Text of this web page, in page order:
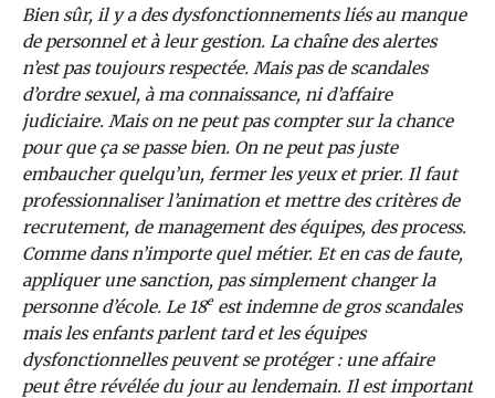
Bien sûr, il y a des dysfonctionnements liés au manque
de personnel et à leur gestion. La chaîne des alertes
n’est pas toujours respectée. Mais pas de scandales
d’ordre sexuel, à ma connaissance, ni d’affaire
judiciaire. Mais on ne peut pas compter sur la chance
pour que ça se passe bien. On ne peut pas juste
embaucher quelqu’un, fermer les yeux et prier. Il faut
professionnaliser l’animation et mettre des critères de
recrutement, de management des équipes, des process.
Comme dans n’importe quel métier. Et en cas de faute,
appliquer une sanction, pas simplement changer la
personne d’école. Le 18eest indemne de gros scandales
mais les enfants parlent tard et les équipes
dysfonctionnelles peuvent se protéger : une affaire
peut être révélée du jour au lendemain. Il est important